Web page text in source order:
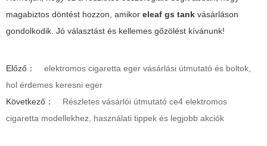
magabiztos döntést hozzon, amikor eleaf gs tank vásárláson
gondolkodik. Jó választást és kellemes gőzölést kívánunk!
Előző：
elektromos cigaretta eger vásárlási útmutató és boltok,
hol érdemes keresni eger
Következő：
Részletes vásárlói útmutató ce4 elektromos
cigaretta modellekhez, használati tippek és legjobb akciók